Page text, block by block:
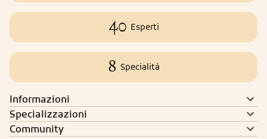
40 Esperti
8 Specialità
Informazioni
Specializzazioni
Community